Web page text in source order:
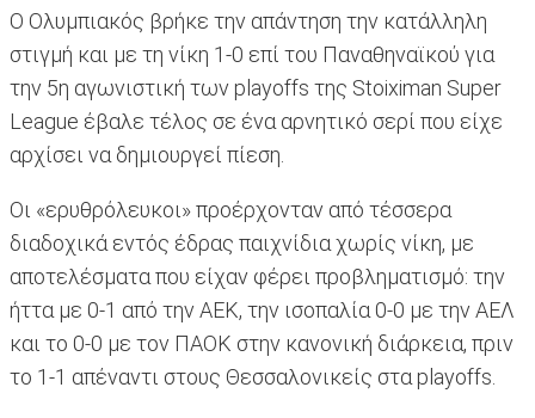
Ο Ολυμπιακός βρήκε την απάντηση την κατάλληλη
στιγμή και με τη νίκη 1-0 επί του Παναθηναϊκού για
την 5η αγωνιστική των playoffs της Stoiximan Super
League έβαλε τέλος σε ένα αρνητικό σερί που είχε
αρχίσει να δημιουργεί πίεση.
Οι «ερυθρόλευκοι» προέρχονταν από τέσσερα
διαδοχικά εντός έδρας παιχνίδια χωρίς νίκη, με
αποτελέσματα που είχαν φέρει προβληματισμό: την
ήττα με 0-1 από την ΑΕΚ, την ισοπαλία 0-0 με την ΑΕΛ
και το 0-0 με τον ΠΑΟΚ στην κανονική διάρκεια, πριν
το 1-1 απέναντι στους Θεσσαλονικείς στα playoffs.